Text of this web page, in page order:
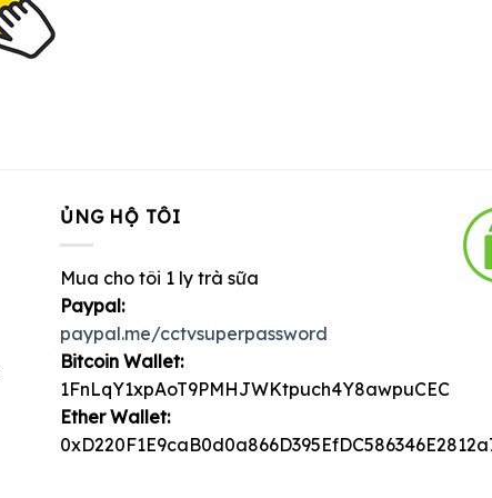
ỦNG HỘ TÔI
Mua cho tôi 1 ly trà sữa
Paypal:
paypal.me/cctvsuperpassword
Bitcoin Wallet:
1FnLqY1xpAoT9PMHJWKtpuch4Y8awpuCEC
Ether Wallet: